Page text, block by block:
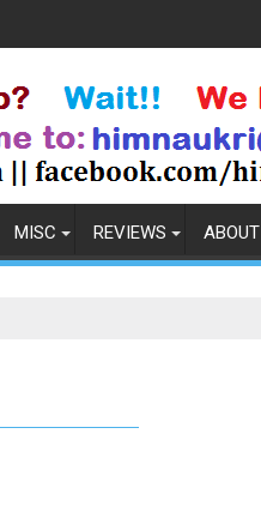
MISC REVIEWS ABOUT